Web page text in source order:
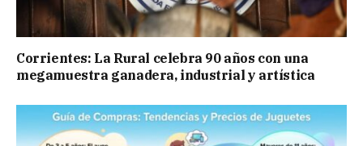
Corrientes: La Rural celebra 90 años con una
megamuestra ganadera, industrial y artística